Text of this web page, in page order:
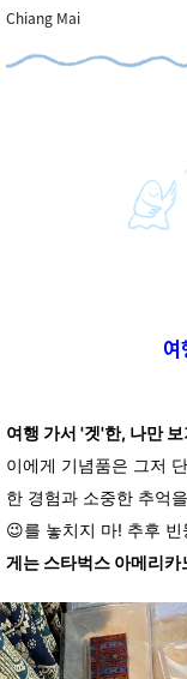
Chiang Mai
여행 가서 '겟'한, 나만
이에게 기념품은 그저
한 경험과 소중한 추억을
😉를 놓치지 마! 추후 빈
게는 스타벅스 아메리